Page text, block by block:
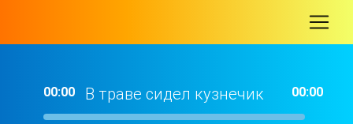
00:00 В траве сидел кузнечик 00:00